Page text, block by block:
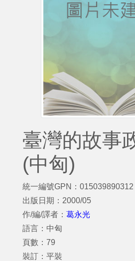
臺灣的故事
(中匈)
統一編號GPN：015039890312
出版日期：2000/05
作/編/譯者： 葛永光
語言：中匈
頁數：79
裝訂：平裝